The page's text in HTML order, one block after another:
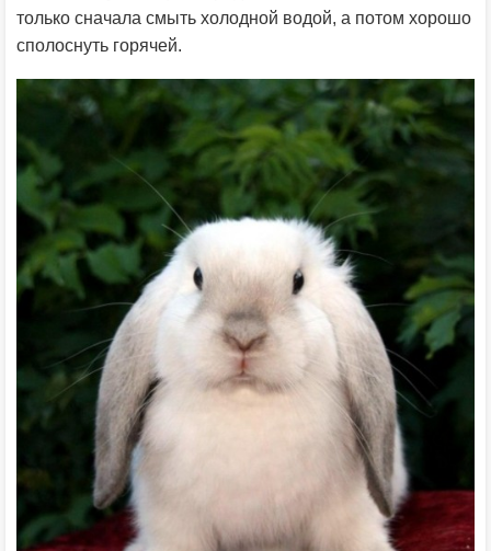
только сначала смыть холодной водой, а потом хорошо
сполоснуть горячей.